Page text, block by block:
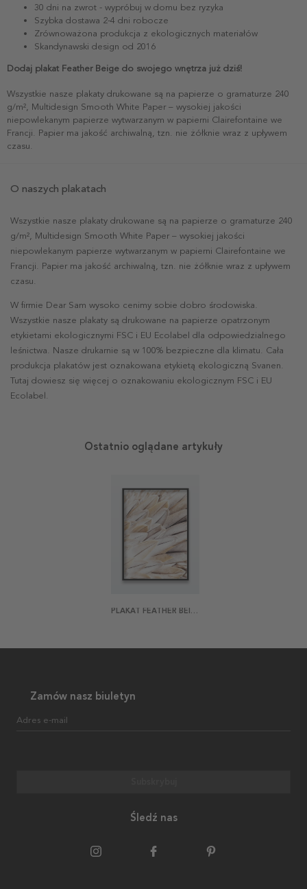
30 dni na zwrot - wypróbuj w domu bez ryzyka
Szybka dostawa 2-4 dni robocze
Zrównoważona produkcja z ekologicznych materiałów
Skandynawski design od 2016
Dodaj plakat Feather Beige do swojego wnętrza już dziś!
Wszystkie nasze plakaty drukowane są na papierze o gramaturze 240
g/m², Multidesign Smooth White Paper – wysokiej jakości
niepowlekanym papierze wytwarzanym w papierni Clairefontaine we
Francji. Papier ma jakość archiwalną, tzn. nie żółknie wraz z upływem
czasu.
O naszych plakatach
Wszystkie nasze plakaty drukowane są na papierze o gramaturze 240
g/m², Multidesign Smooth White Paper – wysokiej jakości
niepowlekanym papierze wytwarzanym w papierni Clairefontaine we
Francji. Papier ma jakość archiwalną, tzn. nie żółknie wraz z upływem
czasu.
W firmie Dear Sam wysoko cenimy sobie dobro środowiska.
Wszystkie nasze plakaty są drukowane na papierze opatrzonym
etykietami ekologicznymi FSC i EU Ecolabel dla odpowiedzialnego
leśnictwa. Nasze drukarnie są w 100% bezpieczne dla klimatu. Cała
produkcja plakatów jest oznakowana etykietą ekologiczną Svanen.
Tutaj dowiesz się więcej o oznakowaniu ekologicznym FSC i EU
Ecolabel.
Ostatnio oglądane artykuły
PLAKAT FEATHER BEIGE
Zamów nasz biuletyn
Adres e-mail
Śledź nas